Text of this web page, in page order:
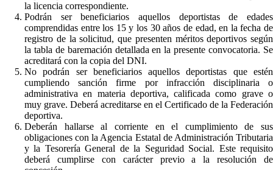
la licencia correspondiente.
Podrán ser beneficiarios aquellos deportistas de edades
comprendidas entre los 15 y los 30 años de edad, en la fecha de
registro de la solicitud, que presenten méritos deportivos según
la tabla de baremación detallada en la presente convocatoria. Se
acreditará con la copia del DNI.
No podrán ser beneficiarios aquellos deportistas que estén
cumpliendo sanción firme por infracción disciplinaria o
administrativa en materia deportiva, calificada como grave o
muy grave. Deberá acreditarse en el Certificado de la Federación
deportiva.
Deberán hallarse al corriente en el cumplimiento de sus
obligaciones con la Agencia Estatal de Administración Tributaria
y la Tesorería General de la Seguridad Social. Este requisito
deberá cumplirse con carácter previo a la resolución de